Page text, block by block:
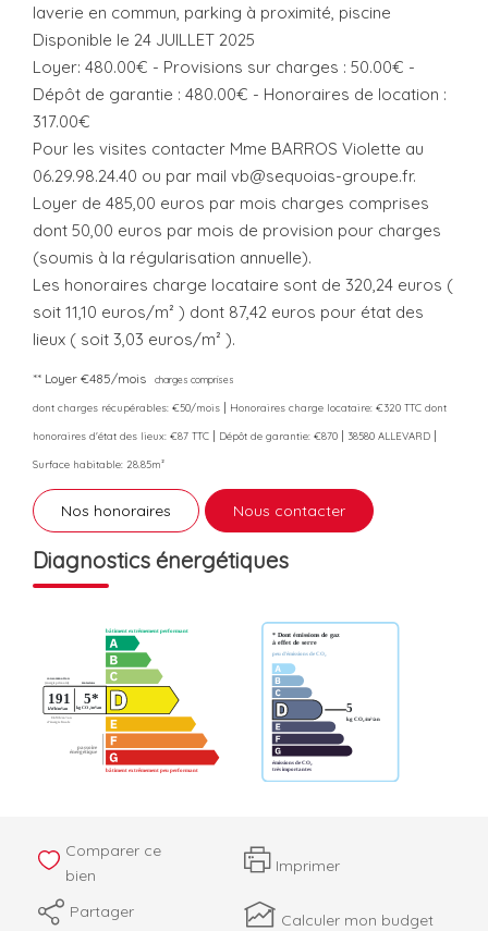
laverie en commun, parking à proximité, piscine
Disponible le 24 JUILLET 2025
Loyer: 480.00€ - Provisions sur charges : 50.00€ -
Dépôt de garantie : 480.00€ - Honoraires de location :
317.00€
Pour les visites contacter Mme BARROS Violette au
06.29.98.24.40 ou par mail vb@sequoias-groupe.fr.
Loyer de 485,00 euros par mois charges comprises
dont 50,00 euros par mois de provision pour charges
(soumis à la régularisation annuelle).
Les honoraires charge locataire sont de 320,24 euros (
soit 11,10 euros/m² ) dont 87,42 euros pour état des
lieux ( soit 3,03 euros/m² ).
** Loyer €485/mois charges comprises
dont charges récupérables: €50/mois | Honoraires charge locataire: €320 TTC dont
honoraires d'état des lieux: €87 TTC | Dépôt de garantie: €870 | 38580 ALLEVARD |
Surface habitable: 28.85m²
Nos honoraires Nous contacter
Diagnostics énergétiques
Comparer ce
bien
Imprimer
Partager Calculer mon budget